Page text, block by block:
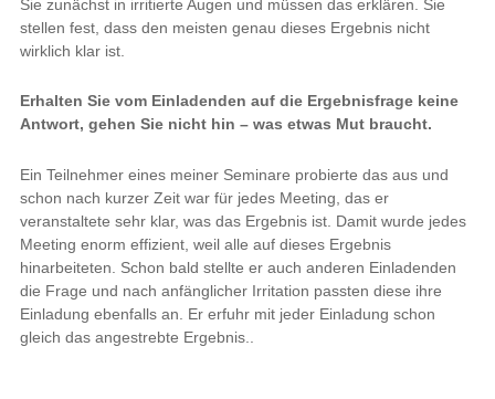
Sie zunächst in irritierte Augen und müssen das erklären. Sie
stellen fest, dass den meisten genau dieses Ergebnis nicht
wirklich klar ist.
Erhalten Sie vom Einladenden auf die Ergebnisfrage keine
Antwort, gehen Sie nicht hin – was etwas Mut braucht.
Ein Teilnehmer eines meiner Seminare probierte das aus und
schon nach kurzer Zeit war für jedes Meeting, das er
veranstaltete sehr klar, was das Ergebnis ist. Damit wurde jedes
Meeting enorm effizient, weil alle auf dieses Ergebnis
hinarbeiteten. Schon bald stellte er auch anderen Einladenden
die Frage und nach anfänglicher Irritation passten diese ihre
Einladung ebenfalls an. Er erfuhr mit jeder Einladung schon
gleich das angestrebte Ergebnis..